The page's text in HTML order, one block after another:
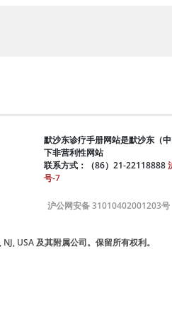
默沙东诊疗手册网站是默沙东（
下非营利性网站
联系方式：（86）21-22118888
号-7
沪公网安备 31010402001203号
USA 及其附属公司。保留所有权利。